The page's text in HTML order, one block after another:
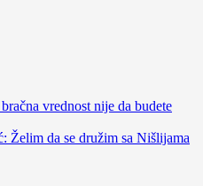
vrednost nije da budete
Želim da se družim sa Nišlijama